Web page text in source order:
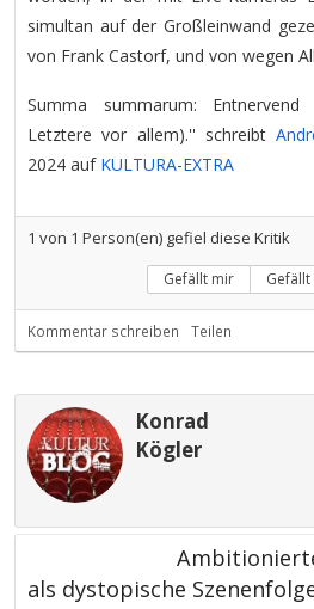
simultan auf der Großleinwand
von Frank Castorf, und von wegen
Summa summarum:
Letztere vor allem).'' schreibt
2024 auf KULTURA-EXTRA
1 von 1 Person(en) gefiel diese Kritik
Gefällt mir
Kommentar schreiben Teilen
Konrad
Kögler
als dystopische